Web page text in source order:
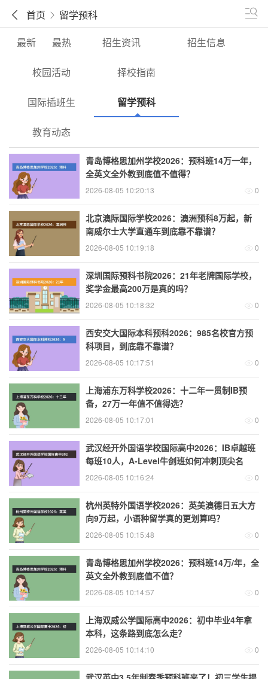
首页
留学预科
最新
最热 招生资讯 招生信息
校园活动 择校指南
国际插班生 留学预科
教育动态
青岛博格思加州学校2026：预科班14万一年，
全英文全外教到底值不值得？
2026-08-05 10:20:13 0
北京澳际国际学校2026：澳洲预科8万起，新
南威尔士大学直通车到底靠不靠谱？
2026-08-05 10:19:18 0
深圳国际预科书院2026：21年老牌国际学校，
奖学金最高200万是真的吗？
2026-08-05 10:18:32 0
西安交大国际本科预科2026：985名校官方预
科项目，到底靠不靠谱？
2026-08-05 10:17:51 0
上海浦东万科学校2026：十二年一贯制IB预
备，27万一年值不值得选？
2026-08-05 10:17:01 0
武汉经开外国语学校国际高中2026：IB卓越班
每班10人，A-Level牛剑班如何冲刺顶尖名
校？
2026-08-05 10:16:24 0
杭州英特外国语学校2026：英美澳德日五大方
向9万起，小语种留学真的更划算吗？
2026-08-05 10:15:48 0
青岛博格思加州学校2026：预科班14万/年，全
英文全外教到底值不值？
2026-08-05 10:14:57 0
上海双威公学国际高中2026：初中毕业4年拿
本科，这条路到底怎么走？
2026-08-05 10:14:10 0